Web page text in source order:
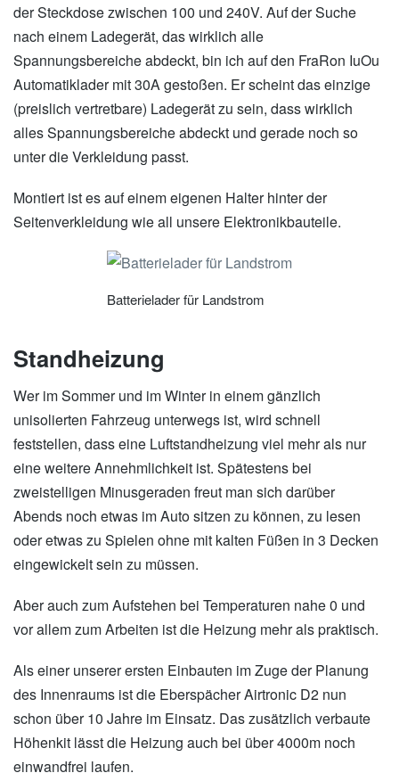
der Steckdose zwischen 100 und 240V. Auf der Suche
nach einem Ladegerät, das wirklich alle
Spannungsbereiche abdeckt, bin ich auf den FraRon IuOu
Automatiklader mit 30A gestoßen. Er scheint das einzige
(preislich vertretbare) Ladegerät zu sein, dass wirklich
alles Spannungsbereiche abdeckt und gerade noch so
unter die Verkleidung passt.
Montiert ist es auf einem eigenen Halter hinter der
Seitenverkleidung wie all unsere Elektronikbauteile.
Batterielader für Landstrom
Standheizung
Wer im Sommer und im Winter in einem gänzlich
unisolierten Fahrzeug unterwegs ist, wird schnell
feststellen, dass eine Luftstandheizung viel mehr als nur
eine weitere Annehmlichkeit ist. Spätestens bei
zweistelligen Minusgeraden freut man sich darüber
Abends noch etwas im Auto sitzen zu können, zu lesen
oder etwas zu Spielen ohne mit kalten Füßen in 3 Decken
eingewickelt sein zu müssen.
Aber auch zum Aufstehen bei Temperaturen nahe 0 und
vor allem zum Arbeiten ist die Heizung mehr als praktisch.
Als einer unserer ersten Einbauten im Zuge der Planung
des Innenraums ist die Eberspächer Airtronic D2 nun
schon über 10 Jahre im Einsatz. Das zusätzlich verbaute
Höhenkit lässt die Heizung auch bei über 4000m noch
einwandfrei laufen.